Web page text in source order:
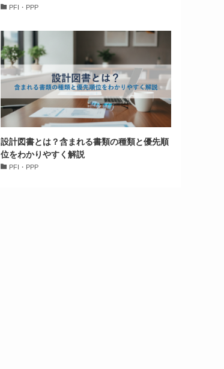
PFI・PPP
設計図書とは？含まれる書類の種類と優先順
位をわかりやすく解説
PFI・PPP